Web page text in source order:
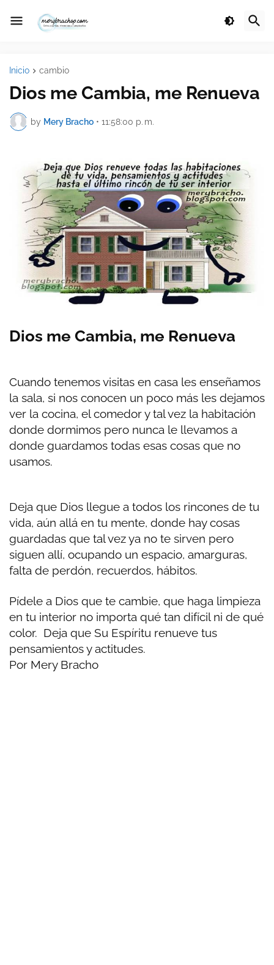
Inicio cambio
Dios me Cambia, me Renueva
by Mery Bracho • 11:58:00 p. m.
Dios me Cambia, me Renueva
Cuando tenemos visitas en casa les enseñamos
la sala, si nos conocen un poco más les dejamos
ver la cocina, el comedor y tal vez la habitación
donde dormimos pero nunca le llevamos a
donde guardamos todas esas cosas que no
usamos.
Deja que Dios llegue a todos los rincones de tu
vida, aún allá en tu mente, donde hay cosas
guardadas que tal vez ya no te sirven pero
siguen allí, ocupando un espacio, amarguras,
falta de perdón, recuerdos, hábitos.
Pídele a Dios que te cambie, que haga limpieza
en tu interior no importa qué tan difícil ni de qué
color. Deja que Su Espíritu renueve tus
pensamientos y actitudes.
Por Mery Bracho